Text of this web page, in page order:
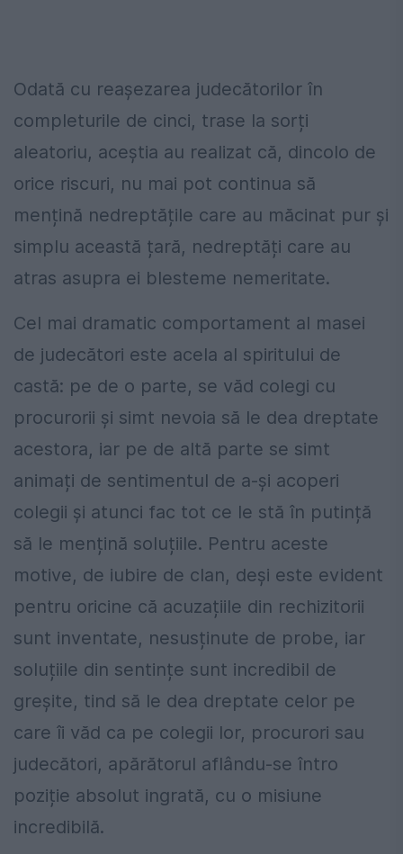
Odată cu reașezarea judecătorilor în
completurile de cinci, trase la sorți
aleatoriu, aceștia au realizat că, dincolo de
orice riscuri, nu mai pot continua să
mențină nedreptățile care au măcinat pur și
simplu această țară, nedreptăți care au
atras asupra ei blesteme nemeritate.
Cel mai dramatic comportament al masei
de judecători este acela al spiritului de
castă: pe de o parte, se văd colegi cu
procurorii și simt nevoia să le dea dreptate
acestora, iar pe de altă parte se simt
animați de sentimentul de a-și acoperi
colegii și atunci fac tot ce le stă în putință
să le mențină soluțiile. Pentru aceste
motive, de iubire de clan, deși este evident
pentru oricine că acuzațiile din rechizitorii
sunt inventate, nesusținute de probe, iar
soluțiile din sentințe sunt incredibil de
greșite, tind să le dea dreptate celor pe
care îi văd ca pe colegii lor, procurori sau
judecători, apărătorul aflându-se întro
poziție absolut ingrată, cu o misiune
incredibilă.